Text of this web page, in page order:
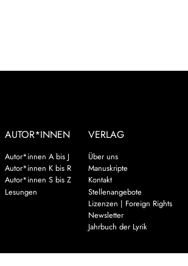
AUTOR*INNEN
Autor*innen A bis J
Autor*innen K bis R
Autor*innen S bis Z
Lesungen
VERLAG
Über uns
Manuskripte
Kontakt
Stellenangebote
Lizenzen | Foreign Rights
Newsletter
Jahrbuch der Lyrik